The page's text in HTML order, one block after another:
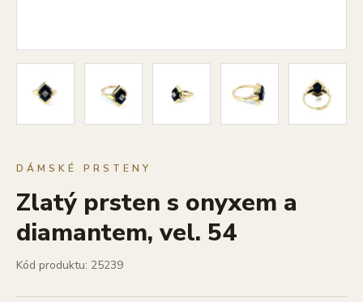
DÁMSKÉ PRSTENY
Zlatý prsten s onyxem a
diamantem, vel. 54
Kód produktu: 25239